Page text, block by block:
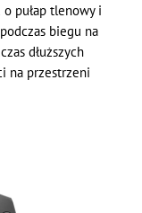
pułap tlenowy i
biegu na
dłuższych
na przestrzeni